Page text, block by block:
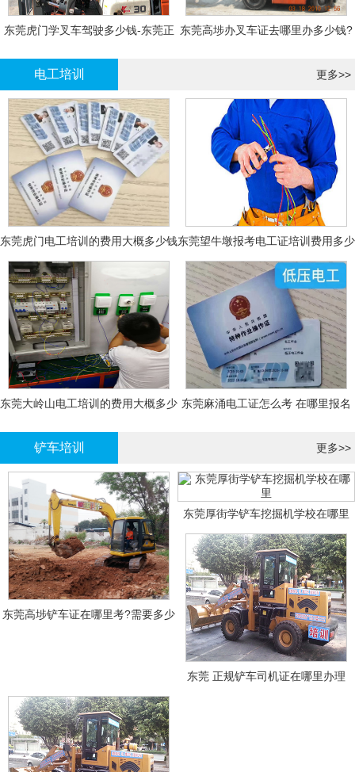
东莞虎门学叉车驾驶多少钱-东莞正 东莞高埗办叉车证去哪里办多少钱?
电工培训 更多>>
东莞虎门电工培训的费用大概多少钱东莞望牛墩报考电工证培训费用多少
钱
东莞大岭山电工培训的费用大概多少 东莞麻涌电工证怎么考 在哪里报名
铲车培训 更多>>
东莞高埗铲车证在哪里考?需要多少
东莞厚街学铲车挖掘机学校在哪里
东莞 正规铲车司机证在哪里办理